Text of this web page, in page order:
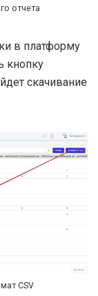
отчета
в платформу
кнопку
скачивание
CSV